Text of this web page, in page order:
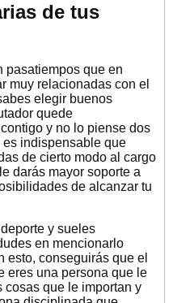
de tus
pasatiempos que en
muy relacionadas con el
elegir buenos
quede
y no lo piense dos
es indispensable que
de cierto modo al cargo
darás mayor soporte a
de alcanzar tu
y sueles
en mencionarlo
esto, conseguirás que el
eres una persona que le
que le importan y